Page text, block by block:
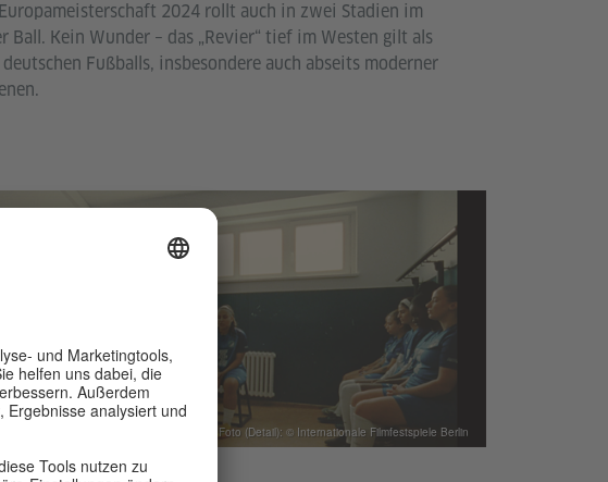
2024 rollt auch in zwei Stadien im
Ball. Kein Wunder – das „Revier“ tief im Westen gilt als
Fußballs, insbesondere auch abseits moderner
Foto (Detail): © Internationale Filmfestspiele Berlin